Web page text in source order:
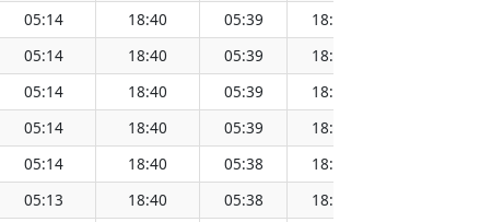
05:14 18:40 05:39 18:15
05:14 18:40 05:39 18:15
05:14 18:40 05:39 18:15
05:14 18:40 05:39 18:15
05:14 18:40 05:38 18:15
05:13 18:40 05:38 18:15